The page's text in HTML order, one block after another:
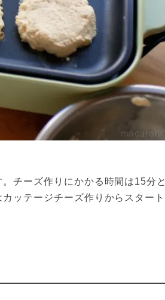
チーズ作りにかかる時間は15分と
ッテージチーズ作りからスタート